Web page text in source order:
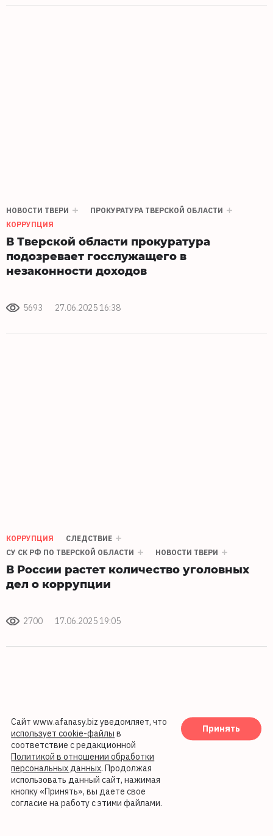
НОВОСТИ ТВЕРИ
ПРОКУРАТУРА ТВЕРСКОЙ ОБЛАСТИ
КОРРУПЦИЯ
В Тверской области прокуратура
подозревает госслужащего в
незаконности доходов
5693 27.06.2025 16:38
КОРРУПЦИЯ
СЛЕДСТВИЕ
СУ СК РФ ПО ТВЕРСКОЙ ОБЛАСТИ
НОВОСТИ ТВЕРИ
В России растет количество уголовных
дел о коррупции
2700 17.06.2025 19:05
Сайт www.afanasy.biz уведомляет, что
использует cookie-файлы в
соответствие с редакционной
Политикой в отношении обработки
персональных данных. Продолжая
использовать данный сайт, нажимая
кнопку «Принять», вы даете свое
согласие на работу с этими файлами.
Принять